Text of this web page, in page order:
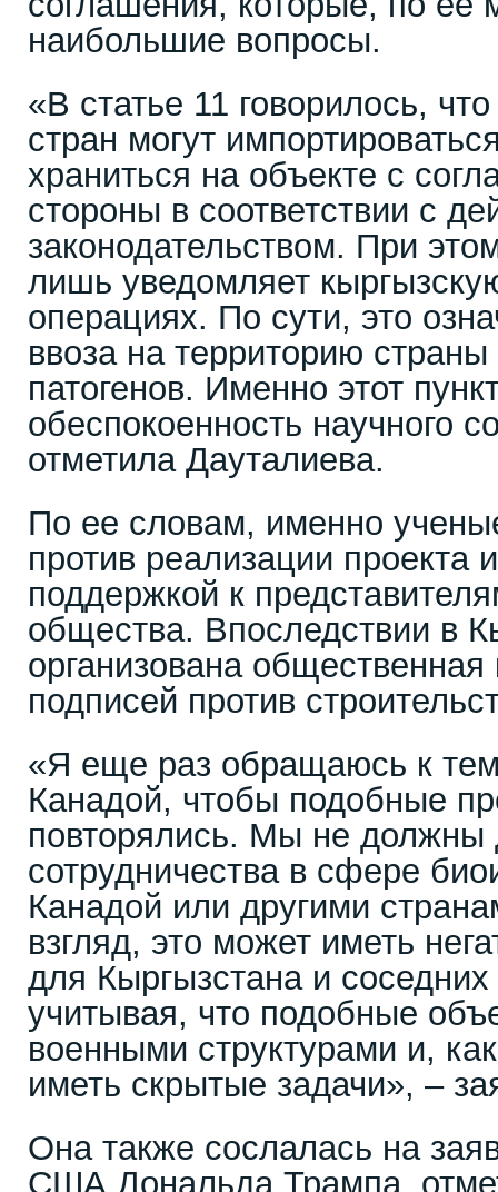
наибольшие вопросы.
«В статье 11 говорилось,
стран могут
храниться на объекте с
стороны в соответствии с
законодательством. При
лишь уведомляет
операциях. По сути, это
ввоза на территорию
патогенов. Именно этот
обеспокоенность научного
отметила Дауталиева.
По ее словам, именно
против реализации проекта
поддержкой к
общества. Впоследствии в
организована
подписей против
«Я еще раз обращаюсь к
Канадой, чтобы подобные
повторялись. Мы не должны
сотрудничества в сфере
Канадой или другими
взгляд, это может иметь
для Кыргызстана и соседних
учитывая, что подобные
военными структурами и,
иметь скрытые задачи», –
Она также сослалась на
США Дональда Трампа,